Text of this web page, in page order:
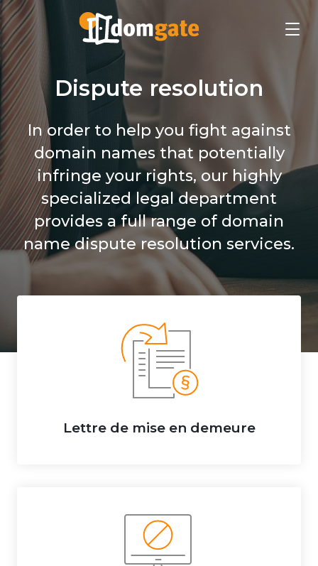
Dispute resolution
In order to help you fight against
domain names that potentially
infringe your rights, our highly
specialized legal department
provides a full range of domain
name dispute resolution services.
Lettre de mise en demeure